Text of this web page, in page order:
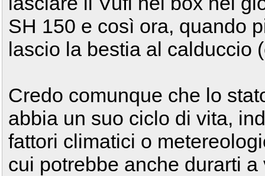
SH 150 e così ora, quando
lascio la bestia al calduccio
Credo comunque che lo
abbia un suo ciclo di vita,
fattori climatici o
cui potrebbe anche durarti a